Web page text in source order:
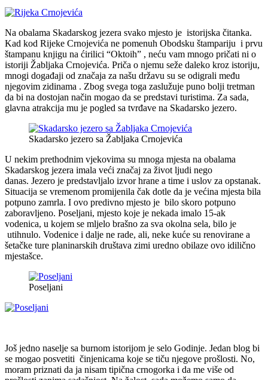
Na obalama Skadarskog jezera svako mjesto je istorijska čitanka.
Kad kod Rijeke Crnojevića ne pomenuh Obodsku štampariju i prvu
štampanu knjigu na ćirilici “Oktoih” , neću vam mnogo pričati ni o
istoriji Žabljaka Crnojevića. Priča o njemu seže daleko kroz istoriju,
mnogi događaji od značaja za našu državu su se odigrali među
njegovim zidinama . Zbog svega toga zaslužuje puno bolji tretman
da bi na dostojan način mogao da se predstavi turistima. Za sada,
glavna atrakcija mu je pogled sa tvrđave na Skadarsko jezero.
Skadarsko jezero sa Žabljaka Crnojevića
U nekim prethodnim vjekovima su mnoga mjesta na obalama
Skadarskog jezera imala veći značaj za život ljudi nego
danas. Jezero je predstavljalo izvor hrane a time i uslov za opstanak.
Situacija se vremenom promijenila čak dotle da je većina mjesta bila
potpuno zamrla. I ovo predivno mjesto je bilo skoro potpuno
zaboravljeno. Poseljani, mjesto koje je nekada imalo 15-ak
vodenica, u kojem se mljelo brašno za sva okolna sela, bilo je
utihnulo. Vodenice i dalje ne rade, ali, neke kuće su renovirane a
šetačke ture planinarskih društava zimi uredno obilaze ovo idilično
mjestašce.
Poseljani
Još jedno naselje sa burnom istorijom je selo Godinje. Jedan blog bi
se mogao posvetiti činjenicama koje se tiču njegove prošlosti. No,
moram priznati da ja nisam tipična crnogorka i da me više od